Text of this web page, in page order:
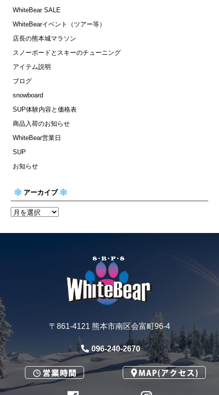
WhiteBear SALE
WhiteBearイベント（ツアー等）
店長の熊本城マラソン
スノーボードとスキーのチューニング
アイテム説明
ブログ
snowboard
SUP体験内容と価格表
商品入荷のお知らせ
WhiteBear営業日
SUP
お知らせ
アーカイブ
〒861-4121 熊本市南区会富町96-4
096-240-2670